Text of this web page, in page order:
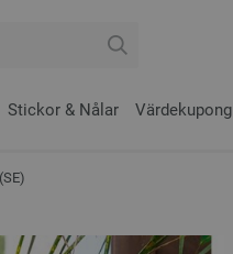
Stickor & Nålar Värdekupong